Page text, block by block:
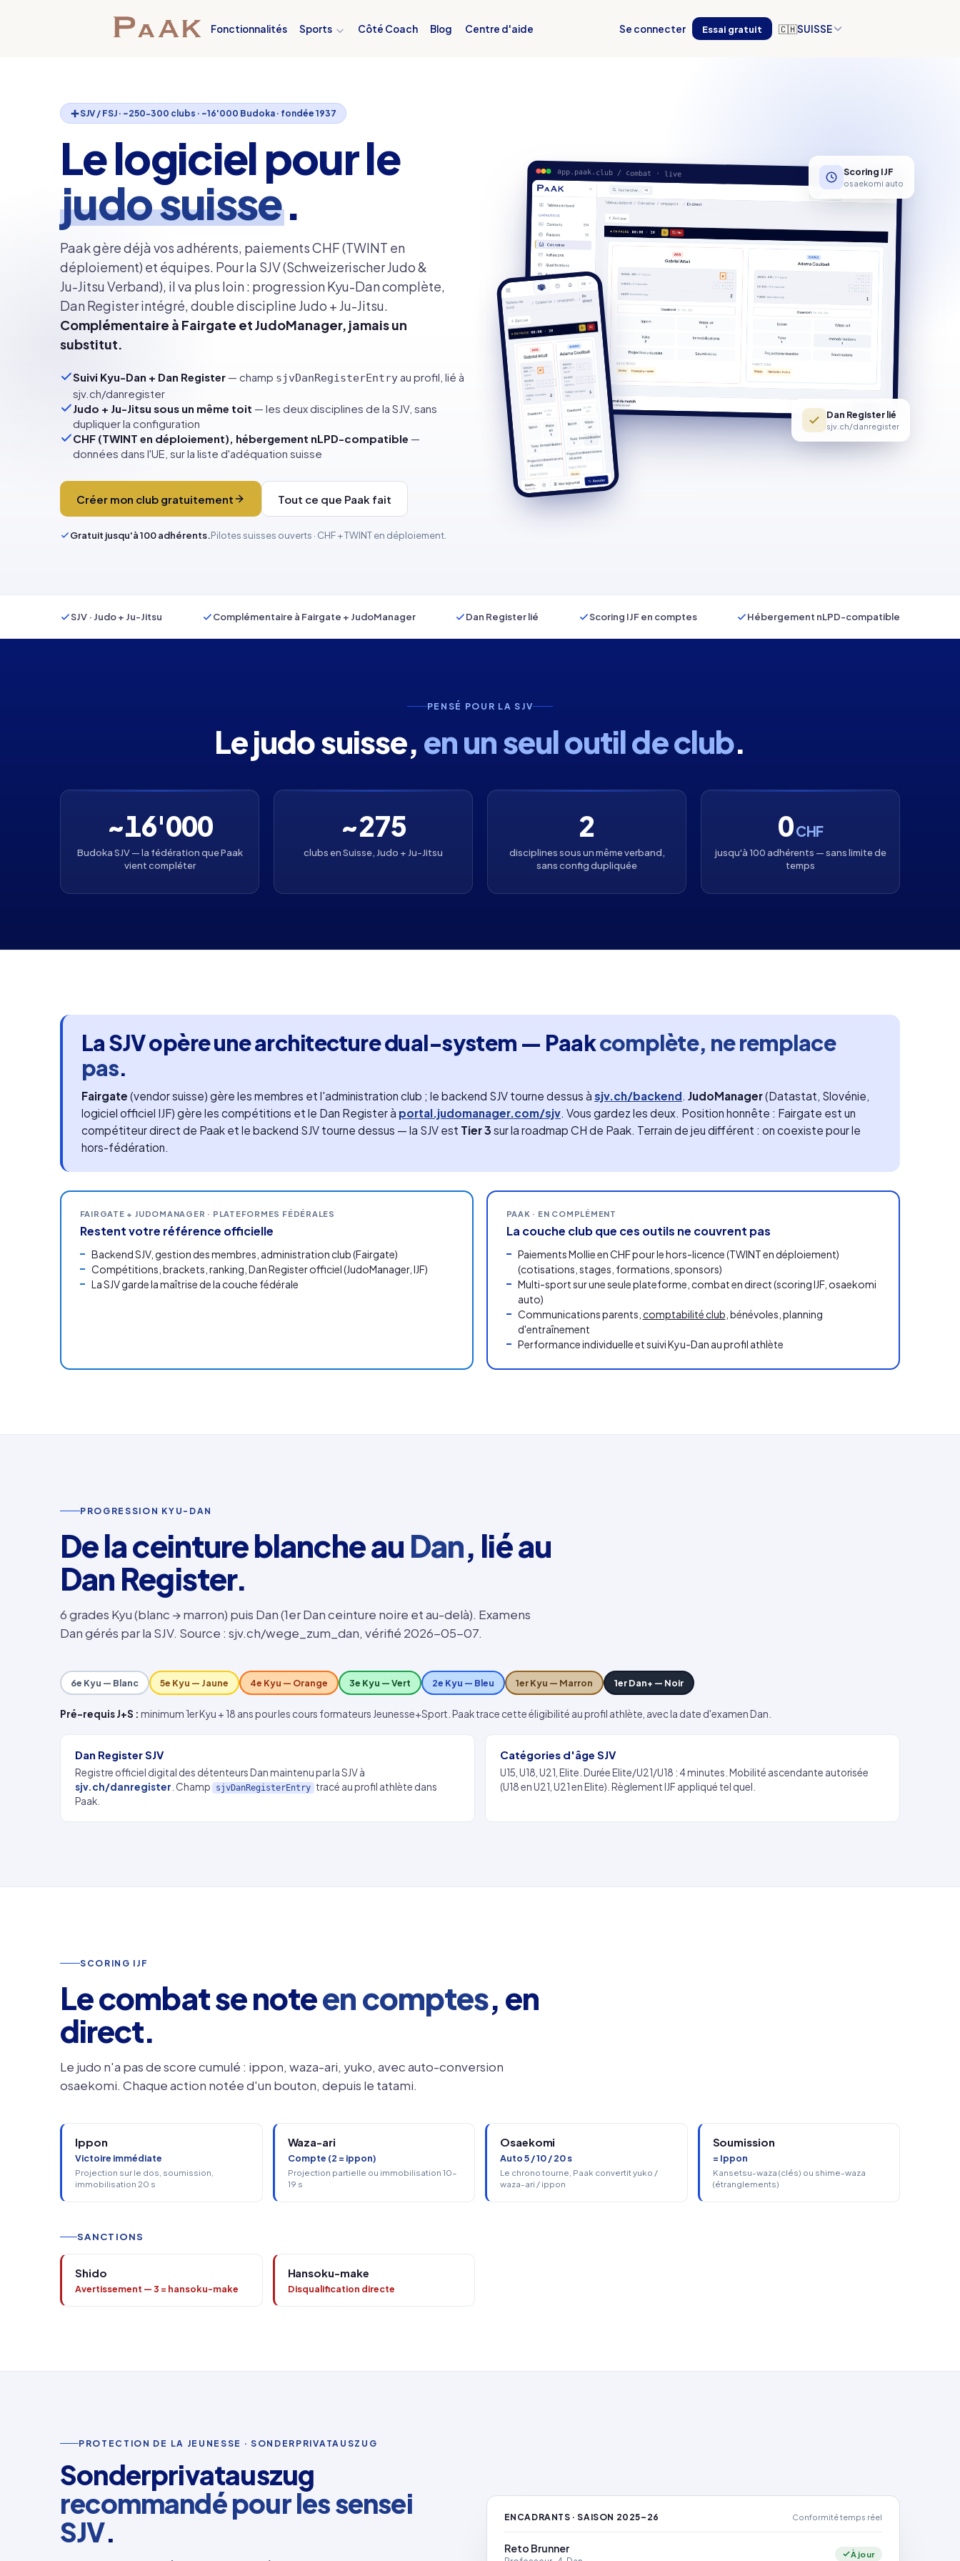
Fonctionnalités Sports Côté Coach Blog Centre d'aide Se connecter Essai gratuit 🇨🇭SUISSE
SJV / FSJ · ~250-300 clubs · ~16'000 Budoka · fondée 1937
Le logiciel pour le
judo suisse.
Paak gère déjà vos adhérents, paiements CHF (TWINT en
déploiement) et équipes. Pour la SJV (Schweizerischer Judo &
Ju-Jitsu Verband), il va plus loin : progression Kyu-Dan complète,
Dan Register intégré, double discipline Judo + Ju-Jitsu.
Complémentaire à Fairgate et JudoManager, jamais un
substitut.
Suivi Kyu-Dan + Dan Register — champ sjvDanRegisterEntry au profil, lié à
sjv.ch/danregister
Judo + Ju-Jitsu sous un même toit — les deux disciplines de la SJV, sans
dupliquer la configuration
CHF (TWINT en déploiement), hébergement nLPD-compatible —
données dans l'UE, sur la liste d'adéquation suisse
Créer mon club gratuitement Tout ce que Paak fait
Gratuit jusqu'à 100 adhérents.Pilotes suisses ouverts · CHF + TWINT en déploiement.
app.paak.club / combat · live Scoring IJF
osaekomi auto
Dan Register lié
sjv.ch/danregister
SJV · Judo + Ju-Jitsu Complémentaire à Fairgate + JudoManager Dan Register lié Scoring IJF en comptes Hébergement nLPD-compatible
PENSÉ POUR LA SJV
Le judo suisse, en un seul outil de club.
~16'000
Budoka SJV — la fédération que Paak
vient compléter
~275
clubs en Suisse, Judo + Ju-Jitsu
2
disciplines sous un même verband,
sans config dupliquée
0CHF
jusqu'à 100 adhérents — sans limite de
temps
La SJV opère une architecture dual-system — Paakcomplète, ne remplace
pas.
Fairgate (vendor suisse) gère les membres et l'administration club ; le backend SJV tourne dessus à sjv.ch/backend. JudoManager(Datastat, Slovénie,
logiciel officiel IJF) gère les compétitions et le Dan Register à portal.judomanager.com/sjv. Vous gardez les deux. Position honnête : Fairgate est un
compétiteur direct de Paak et le backend SJV tourne dessus — la SJV est Tier 3 sur la roadmap CH de Paak. Terrain de jeu différent : on coexiste pour le
hors-fédération.
FAIRGATE + JUDOMANAGER · PLATEFORMES FÉDÉRALES
Restent votre référence officielle
Backend SJV, gestion des membres, administration club (Fairgate)
Compétitions, brackets, ranking, Dan Register officiel (JudoManager, IJF)
La SJV garde la maîtrise de la couche fédérale
PAAK · EN COMPLÉMENT
La couche club que ces outils ne couvrent pas
Paiements Mollie en CHF pour le hors-licence (TWINT en déploiement)
(cotisations, stages, formations, sponsors)
Multi-sport sur une seule plateforme, combat en direct (scoring IJF, osaekomi
auto)
Communications parents, comptabilité club , bénévoles, planning
d'entraînement
Performance individuelle et suivi Kyu-Dan au profil athlète
PROGRESSION KYU-DAN
De la ceinture blanche au Dan, lié au
Dan Register.
6 grades Kyu (blanc → marron) puis Dan (1er Dan ceinture noire et au-delà). Examens
Dan gérés par la SJV. Source : sjv.ch/wege_zum_dan, vérifié 2026-05-07.
6e Kyu — Blanc 5e Kyu — Jaune 4e Kyu — Orange 3e Kyu — Vert 2e Kyu — Bleu 1er Kyu — Marron 1er Dan+ — Noir
Pré-requis J+S : minimum 1er Kyu + 18 ans pour les cours formateurs Jeunesse+Sport. Paak trace cette éligibilité au profil athlète, avec la date d'examen Dan.
Dan Register SJV
Registre officiel digital des détenteurs Dan maintenu par la SJV à
sjv.ch/danregister . Champ sjvDanRegisterEntry tracé au profil athlète dans
Paak.
Catégories d'âge SJV
U15, U18, U21, Elite. Durée Elite/U21/U18 : 4 minutes. Mobilité ascendante autorisée
(U18 en U21, U21 en Elite). Règlement IJF appliqué tel quel.
SCORING IJF
Le combat se noteen comptes, en
direct.
Le judo n'a pas de score cumulé : ippon, waza-ari, yuko, avec auto-conversion
osaekomi. Chaque action notée d'un bouton, depuis le tatami.
Ippon
Victoire immédiate
Projection sur le dos, soumission,
immobilisation 20 s
Waza-ari
Compte (2 = ippon)
Projection partielle ou immobilisation 10–
19 s
Osaekomi
Auto 5 / 10 / 20 s
Le chrono tourne, Paak convertit yuko /
waza-ari / ippon
Soumission
= Ippon
Kansetsu-waza (clés) ou shime-waza
(étranglements)
SANCTIONS
Shido
Avertissement — 3 = hansoku-make
Hansoku-make
Disqualification directe
PROTECTION DE LA JEUNESSE · SONDERPRIVATAUSZUG
Sonderprivatauszug
recommandé pour les sensei
SJV. ENCADRANTS · SAISON 2025–26 Conformité temps réel
Reto Brunner À jour